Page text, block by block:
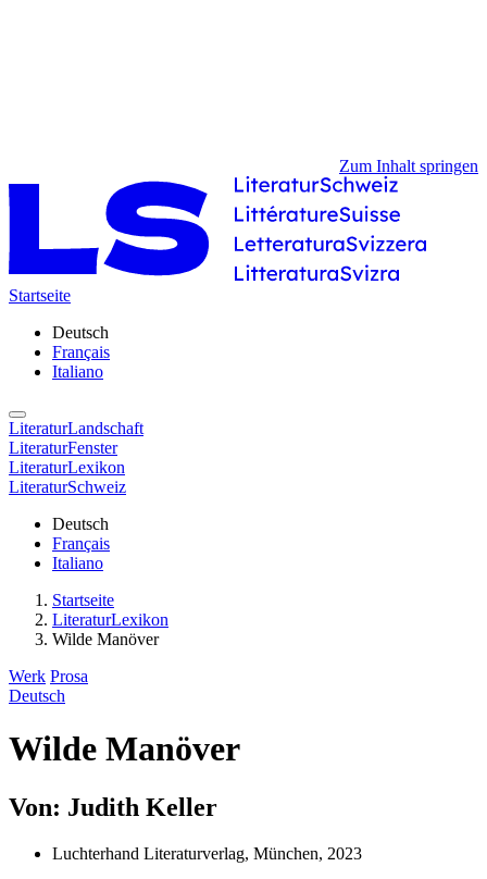
Zum Inhalt springen
Startseite
Deutsch
Français
Italiano
LiteraturLandschaft
LiteraturFenster
LiteraturLexikon
LiteraturSchweiz
Deutsch
Français
Italiano
Startseite
LiteraturLexikon
Wilde Manöver
Werk Prosa
Deutsch
Wilde Manöver
Von: Judith Keller
Luchterhand Literaturverlag, München, 2023